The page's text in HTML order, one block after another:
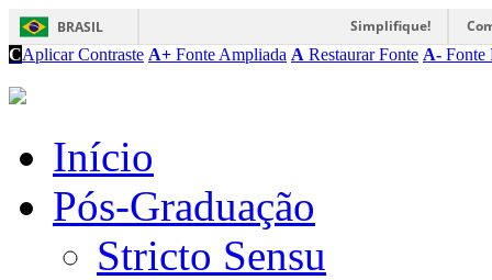
BRASIL Simplifique!
CAplicar Contraste A+ Fonte Ampliada A Restaurar Fonte A- Fonte
Início
Pós-Graduação
Stricto Sensu